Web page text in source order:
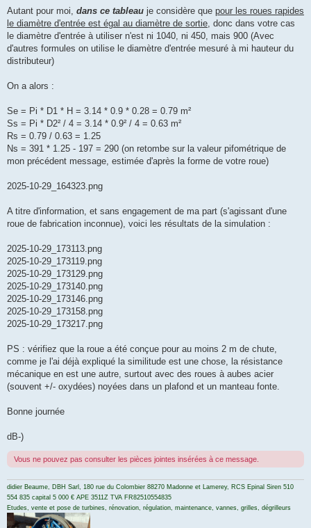
Autant pour moi, dans ce tableau je considère que pour les roues rapides
le diamètre d'entrée est égal au diamètre de sortie, donc dans votre cas
le diamètre d'entrée à utiliser n'est ni 1040, ni 450, mais 900 (Avec
d'autres formules on utilise le diamètre d'entrée mesuré à mi hauteur du
distributeur)
On a alors :
Se = Pi * D1 * H = 3.14 * 0.9 * 0.28 = 0.79 m²
Ss = Pi * D2² / 4 = 3.14 * 0.9² / 4 = 0.63 m²
Rs = 0.79 / 0.63 = 1.25
Ns = 391 * 1.25 - 197 = 290 (on retombe sur la valeur pifométrique de
mon précédent message, estimée d'après la forme de votre roue)
2025-10-29_164323.png
A titre d'information, et sans engagement de ma part (s'agissant d'une
roue de fabrication inconnue), voici les résultats de la simulation :
2025-10-29_173113.png
2025-10-29_173119.png
2025-10-29_173129.png
2025-10-29_173140.png
2025-10-29_173146.png
2025-10-29_173158.png
2025-10-29_173217.png
PS : vérifiez que la roue a été conçue pour au moins 2 m de chute,
comme je l'ai déjà expliqué la similitude est une chose, la résistance
mécanique en est une autre, surtout avec des roues à aubes acier
(souvent +/- oxydées) noyées dans un plafond et un manteau fonte.
Bonne journée
dB-)
Vous ne pouvez pas consulter les pièces jointes insérées à ce message.
didier Beaume, DBH Sarl, 180 rue du Colombier 88270 Madonne et Lamerey, RCS Epinal Siren 510
554 835 capital 5 000 € APE 3511Z TVA FR82510554835
Etudes, vente et pose de turbines, rénovation, régulation, maintenance, vannes, grilles, dégrilleurs